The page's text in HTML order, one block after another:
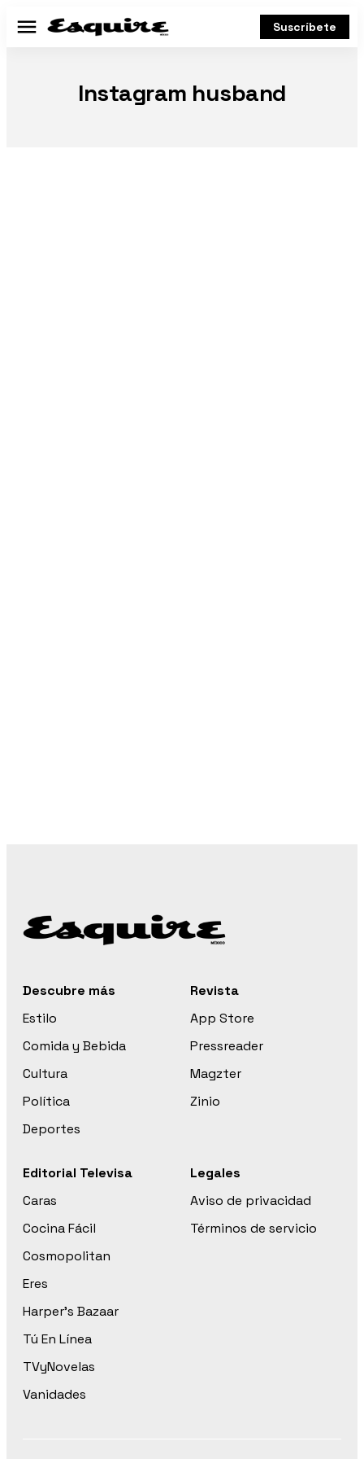
Menú Suscríbete
Instagram husband
Descubre más
Estilo
Comida y Bebida
Cultura
Política
Deportes
Revista
App Store
Pressreader
Magzter
Zinio
Editorial Televisa
Caras
Cocina Fácil
Cosmopolitan
Eres
Harper’s Bazaar
Tú En Línea
TVyNovelas
Vanidades
Legales
Aviso de privacidad
Términos de servicio